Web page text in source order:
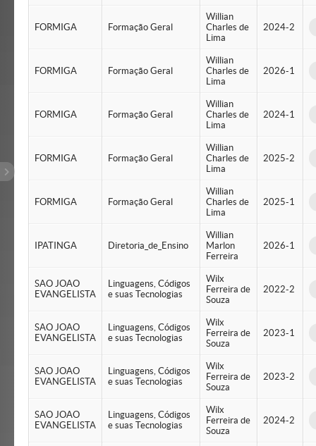
FORMIGA Formação Geral
Willian
Charles de
Lima
2024-2
FORMIGA Formação Geral
Willian
Charles de
Lima
2026-1
FORMIGA Formação Geral
Willian
Charles de
Lima
2024-1
FORMIGA Formação Geral
Willian
Charles de
Lima
2025-2
FORMIGA Formação Geral
Willian
Charles de
Lima
2025-1
IPATINGA Diretoria_de_Ensino
Willian
Marlon
Ferreira
2026-1
SAO JOAO
EVANGELISTA
Linguagens, Códigos
e suas Tecnologias
Wilx
Ferreira de
Souza
2022-2
SAO JOAO
EVANGELISTA
Linguagens, Códigos
e suas Tecnologias
Wilx
Ferreira de
Souza
2023-1
SAO JOAO
EVANGELISTA
Linguagens, Códigos
e suas Tecnologias
Wilx
Ferreira de
Souza
2023-2
SAO JOAO
EVANGELISTA
Linguagens, Códigos
e suas Tecnologias
Wilx
Ferreira de
Souza
2024-2